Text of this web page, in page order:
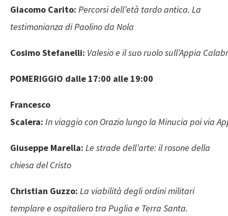
Giacomo Carito: Percorsi dell’età tardo antica. La
testimonianza di Paolino da Nola
CosimoStefanelli: Valesio e il suo ruolo sull’Appia
POMERIGGIO dalle 17:00 alle 19:00
Francesco
Scalera: In viaggio con Orazio lungo la Minucia poi via
Giuseppe Marella: Le strade dell’arte: il rosone della
chiesa del Cristo
Christian Guzzo: La viabilità degli ordini militari
templare e ospitaliero tra Puglia e Terra Santa.